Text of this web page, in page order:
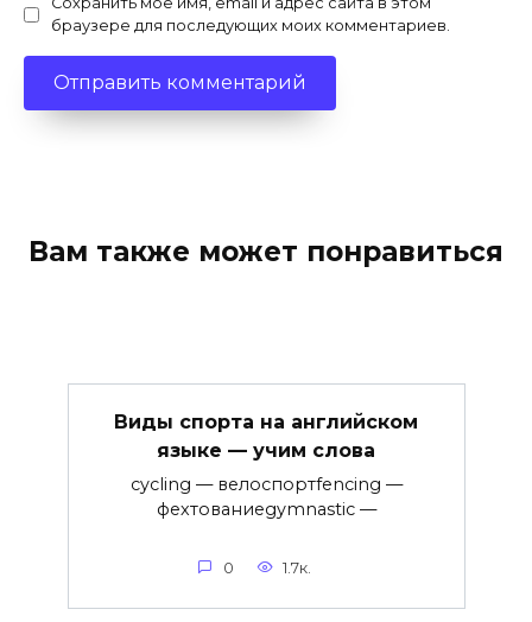
браузере для последующих моих комментариев.
Вам также может понравиться
Виды спорта на английском
языке — учим слова
cycling — велоспортfencing —
фехтованиеgymnastic —
0 1.7к.